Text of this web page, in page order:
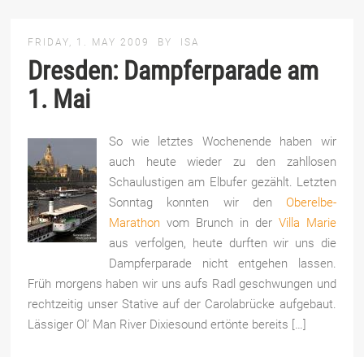
FRIDAY, 1. MAY 2009 BY ISA
Dresden: Dampferparade am
1. Mai
So wie letztes Wochenende haben wir
auch heute wieder zu den zahllosen
Schaulustigen am Elbufer gezählt. Letzten
Sonntag konnten wir den Oberelbe-
Marathon vom Brunch in der Villa Marie
aus verfolgen, heute durften wir uns die
Dampferparade nicht entgehen lassen.
Früh morgens haben wir uns aufs Radl geschwungen und
rechtzeitig unser Stative auf der Carolabrücke aufgebaut.
Lässiger Ol’ Man River Dixiesound ertönte bereits […]